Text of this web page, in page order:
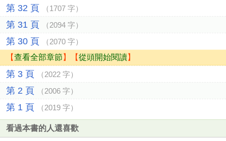
第 32 頁 （1707 字）
第 31 頁 （2094 字）
第 30 頁 （2070 字）
【查看全部章節 】【從頭開始閱讀】
第 3 頁 （2022 字）
第 2 頁 （2006 字）
第 1 頁 （2019 字）
看過本書的人還喜歡